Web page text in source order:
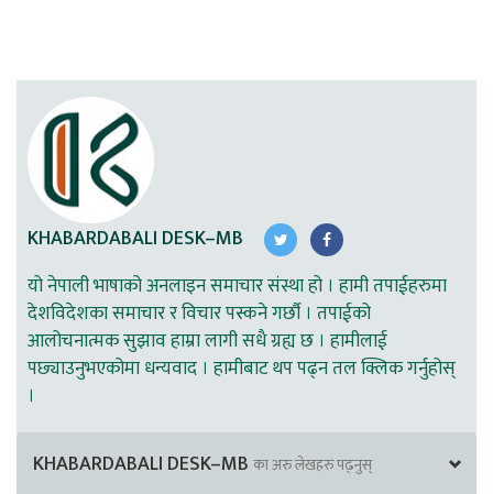
KHABARDABALI DESK–MB
यो नेपाली भाषाको अनलाइन समाचार संस्था हो । हामी तपाईहरुमा
देशविदेशका समाचार र विचार पस्कने गर्छौ । तपाईको
आलोचनात्मक सुझाव हाम्रा लागी सधै ग्रह्य छ । हामीलाई
पछ्याउनुभएकोमा धन्यवाद । हामीबाट थप पढ्न तल क्लिक गर्नुहोस्
।
KHABARDABALI DESK–MB का अरु लेखहरु पढ्नुस्